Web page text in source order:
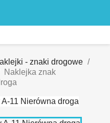
- znaki drogowe
Naklejka znak